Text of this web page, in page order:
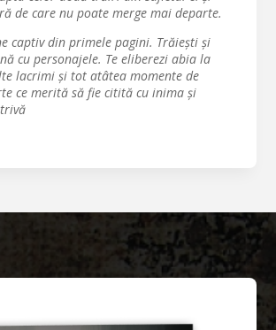
de care nu poate merge mai departe.
captiv din primele pagini. Trăiești și
cu personajele. Te eliberezi abia la
lacrimi și tot atâtea momente de
ce merită să fie citită cu inima și